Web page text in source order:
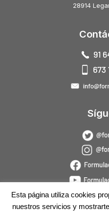
28914
Esta página utiliza cookies
nuestros servicios y